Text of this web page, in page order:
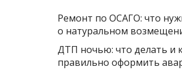
Ремонт по ОСАГО: что
о натуральном
ДТП ночью: что делать и
правильно оформить